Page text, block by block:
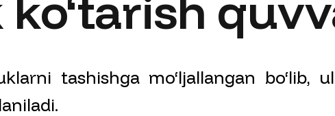
tashishga mo‘ljallangan bo‘lib,